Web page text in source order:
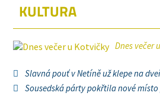
KULTURA
Dnes večer
Slavná pouť v Netíně už klepe na
Sousedská párty pokřtila nové